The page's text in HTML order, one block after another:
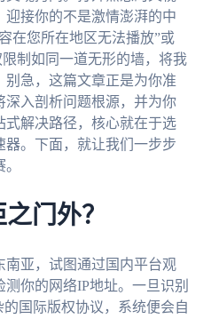
接你的不是激情澎湃的中
在您所在地区无法播放”或
制如同一道无形的墙，将我
急，这篇文章正是为你准
入剖析问题根源，并为你
解决路径，核心就在于选
。下面，就让我们一步步
门外？
亚，试图通过国内平台观
你的网络IP地址。一旦识别
国际版权协议，系统便会自